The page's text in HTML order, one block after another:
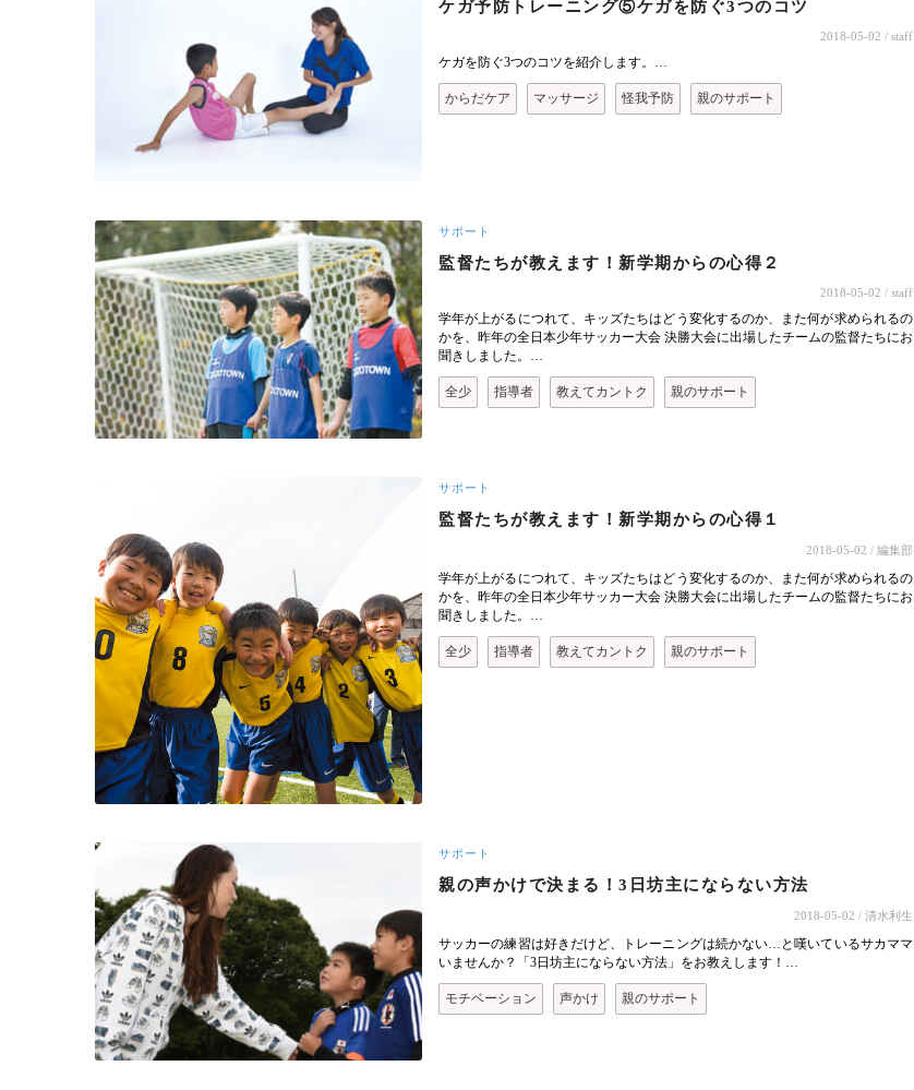
ケガ予防トレーニング⑤ケガを防ぐ3つのコツ
2018-05-02 / staff
ケガを防ぐ3つのコツを紹介します。…
からだケア マッサージ 怪我予防 親のサポート
サポート
監督たちが教えます！新学期からの心得２
2018-05-02 / staff
学年が上がるにつれて、キッズたちはどう変化するのか、また何が求められるの
かを、昨年の全日本少年サッカー大会 決勝大会に出場したチームの監督たちにお
聞きしました。…
全少 指導者 教えてカントク 親のサポート
サポート
監督たちが教えます！新学期からの心得１
2018-05-02 / 編集部
学年が上がるにつれて、キッズたちはどう変化するのか、また何が求められるの
かを、昨年の全日本少年サッカー大会 決勝大会に出場したチームの監督たちにお
聞きしました。…
全少 指導者 教えてカントク 親のサポート
サポート
親の声かけで決まる！3日坊主にならない方法
2018-05-02 / 清水利生
サッカーの練習は好きだけど、トレーニングは続かない…と嘆いているサカママ
いませんか？「3日坊主にならない方法」をお教えします！…
モチベーション 声かけ 親のサポート